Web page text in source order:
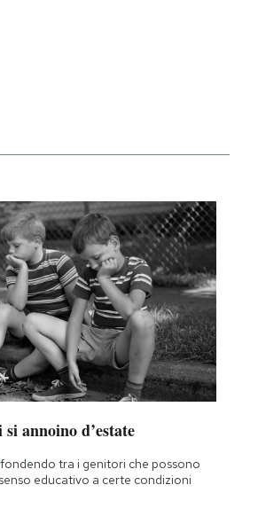
annoino d’estate
tra i genitori che possono
educativo a certe condizioni